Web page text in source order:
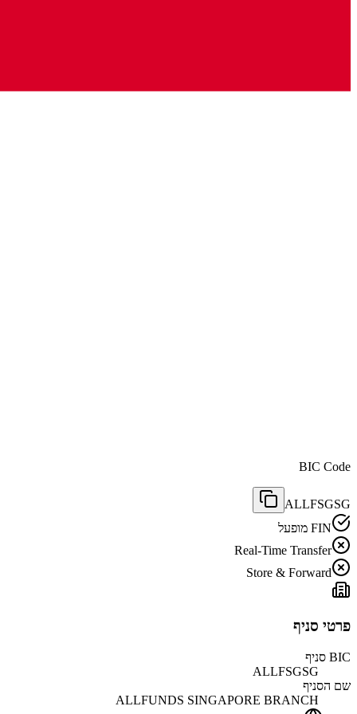
BIC Code
ALLFSGSG
FIN מופעל
Real-Time Transfer
Store & Forward
פרטי סניף
BIC סניף
ALLFSGSG
שם הסניף
ALLFUNDS SINGAPORE BRANCH